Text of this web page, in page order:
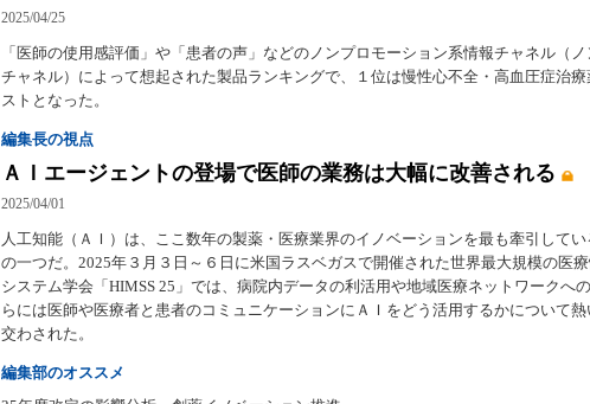
2025/04/25
「医師の使用感評価」や「患者の声」などのノンプロモーション系情報チャネル（
チャネル）によって想起された製品ランキングで、１位は慢性心不全・高血圧症治療
ストとなった。
編集長の視点
ＡＩエージェントの登場で医師の業務は大幅に改善される
2025/04/01
人工知能（ＡＩ）は、ここ数年の製薬・医療業界のイノベーションを最も牽引して
の一つだ。2025年３月３日～６日に米国ラスベガスで開催された世界最大規模の医
システム学会「HIMSS 25」では、病院内データの利活用や地域医療ネットワークへ
らには医師や医療者と患者のコミュニケーションにＡＩをどう活用するかについて
交わされた。
編集部のオススメ